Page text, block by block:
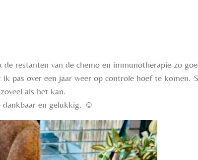
restanten van de chemo en immunotherapie zo
pas over een jaar weer op controle hoef te komen.
als het kan.
dankbaar en gelukkig. ☺️